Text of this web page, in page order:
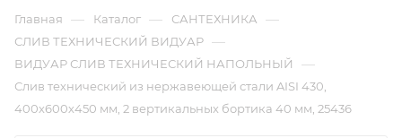
Главная — Каталог — САНТЕХНИКА —
СЛИВ ТЕХНИЧЕСКИЙ ВИДУАР —
ВИДУАР СЛИВ ТЕХНИЧЕСКИЙ НАПОЛЬНЫЙ —
Слив технический из нержавеющей стали AISI 430,
400х600х450 мм, 2 вертикальных бортика 40 мм, 25436